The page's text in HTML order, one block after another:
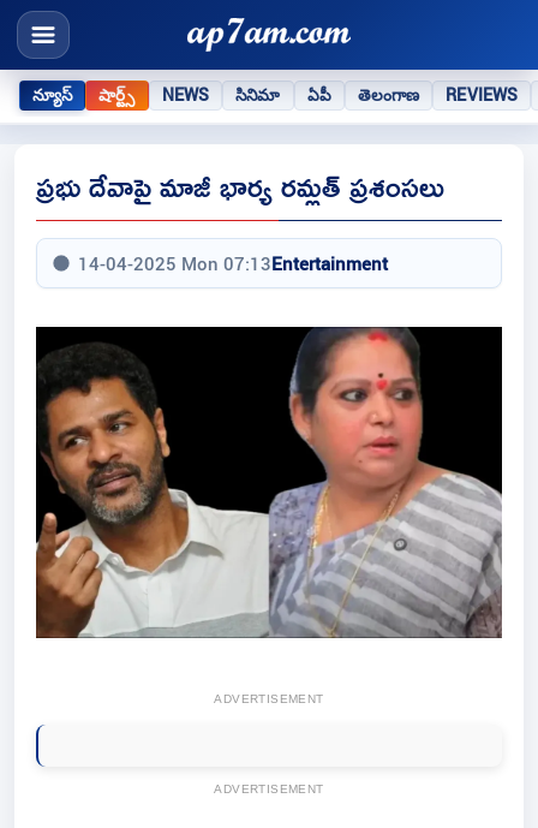
న్యూస్ షార్ట్స్ NEWS సినిమా ఏపీ తెలంగాణ REVIEWS
ప్రభు దేవాపై మాజీ భార్య రమ్లత్ ప్రశంసలు
14-04-2025 Mon 07:13Entertainment
ADVERTISEMENT
ADVERTISEMENT